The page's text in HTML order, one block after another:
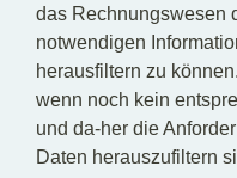
das Rechnungswesen
notwendigen
herausfiltern zu
wenn noch kein
und da-her die
Daten herauszufiltern